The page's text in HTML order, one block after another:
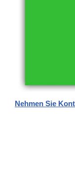
Nehmen Sie